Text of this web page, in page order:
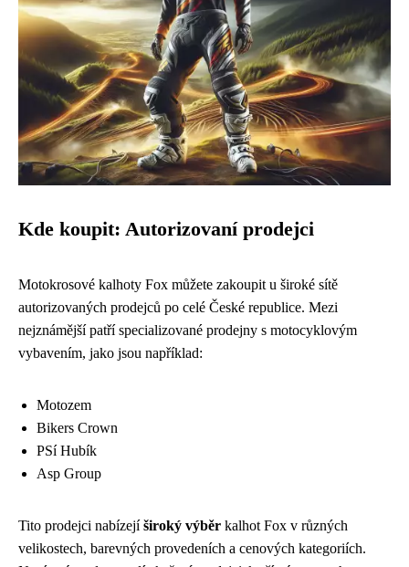
Kde koupit: Autorizovaní prodejci
Motokrosové kalhoty Fox můžete zakoupit u široké sítě
autorizovaných prodejců po celé České republice. Mezi
nejznámější patří specializované prodejny s motocyklovým
vybavením, jako jsou například:
Motozem
Bikers Crown
PSí Hubík
Asp Group
Tito prodejci nabízejíširoký výběr kalhot Fox v různých
velikostech, barevných provedeních a cenových kategoriích.